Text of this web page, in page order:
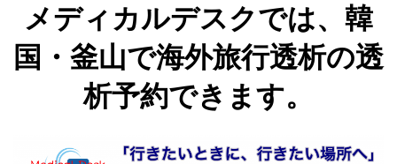
メディカルデスクでは、韓
国・釜山で海外旅行透析の透
析予約できます。